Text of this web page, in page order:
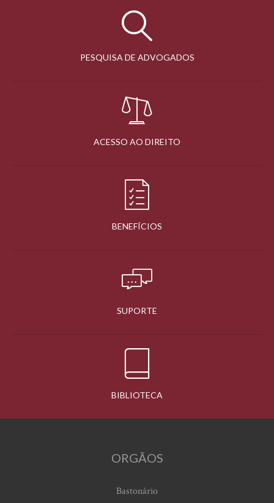
PESQUISA DE ADVOGADOS
ACESSO AO DIREITO
BENEFÍCIOS
SUPORTE
BIBLIOTECA
ORGÃOS
Bastonário